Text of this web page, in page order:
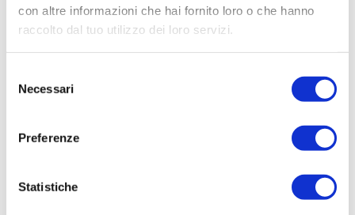
con altre informazioni che hai fornito loro o che hanno
raccolto dal tuo utilizzo dei loro servizi.
delNecessari
Preferenze
Statistiche
DETTAGLI